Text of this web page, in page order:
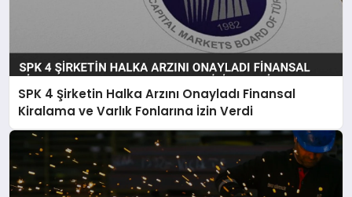
SPK 4 Şirketin Halka Arzını Onayladı Finansal
Kiralama ve Varlık Fonlarına İzin Verdi